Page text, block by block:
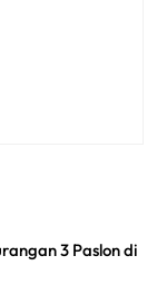
3 Paslon di